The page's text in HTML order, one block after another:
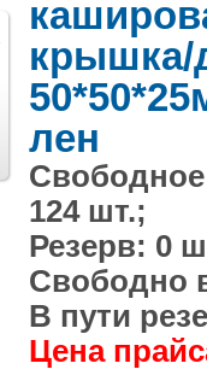
След.
крышка/
лен
124 шт.;
Резерв: 0
Свободно
В пути
Цена